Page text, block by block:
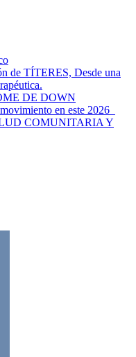
de TÍTERES, Desde una
DE DOWN
en este 2026
COMUNITARIA Y